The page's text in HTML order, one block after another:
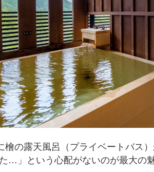
の露天風呂（プライベートバス
…」という心配がないのが最大の魅